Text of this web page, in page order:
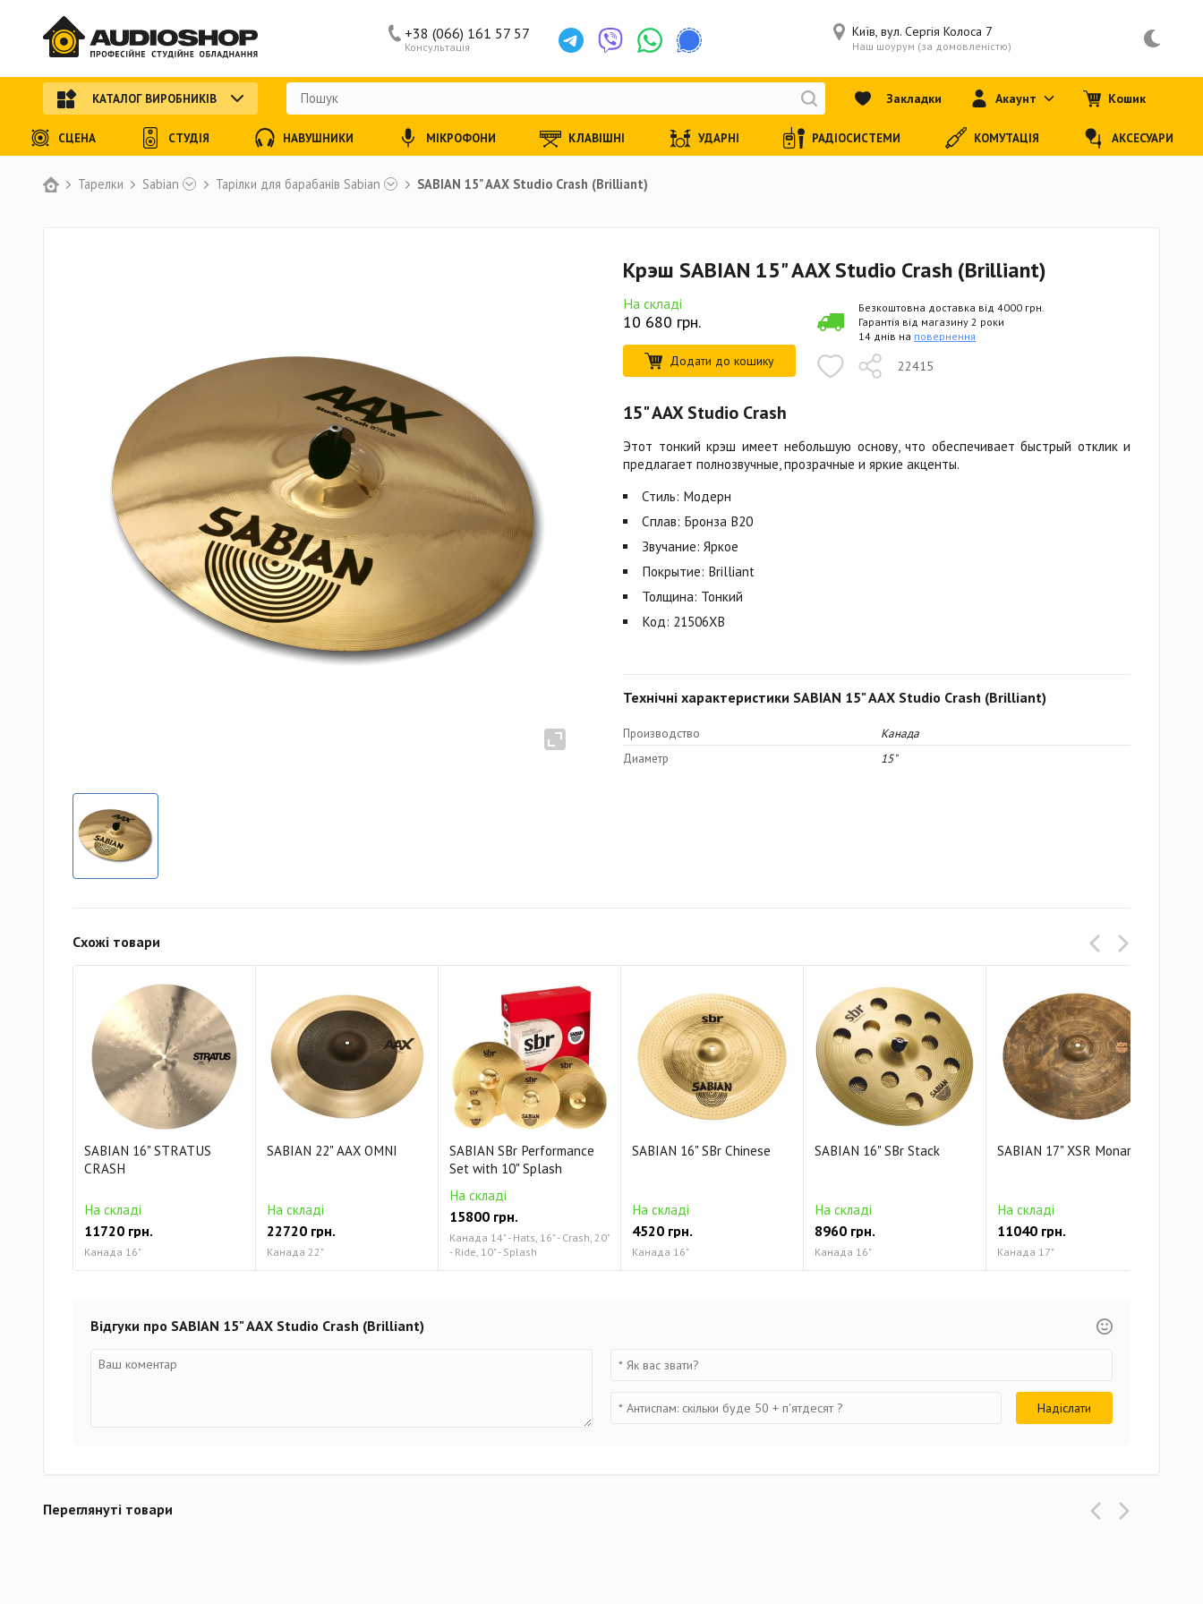
Тарелки Sabian Тарілки для барабанів Sabian SABIAN 15" AAX Studio Crash (Brilliant)
Крэш SABIAN 15" AAX Studio Crash (Brilliant)
На складі
10 680 грн.
Додати до кошику 22415
Безкоштовна доставка від 4000 грн.
Гарантія від магазину 2 роки
14 днів на повернення
15" AAX Studio Crash
Этот тонкий крэш имеет небольшую основу, что обеспечивает быстрый отклик и
предлагает полнозвучные, прозрачные и яркие акценты.
Стиль: Модерн
Сплав: Бронза B20
Звучание: Яркое
Покрытие: Brilliant
Толщина: Тонкий
Код: 21506XB
Технічні характеристики SABIAN 15" AAX Studio Crash (Brilliant)
Производство
Канада
Диаметр
15"
Схожі товари
SABIAN 16" STRATUS
CRASH
На складі
11720 грн.
Канада 16"
SABIAN 22" AAX OMNI
На складі
22720 грн.
Канада 22"
SABIAN SBr Performance
Set with 10" Splash
На складі
15800 грн.
Канада 14" - Hats, 16" - Crash, 20"
- Ride, 10" - Splash
SABIAN 16" SBr Chinese
На складі
4520 грн.
Канада 16"
SABIAN 16" SBr Stack
На складі
8960 грн.
Канада 16"
SABIAN 17" XSR Monarch
На складі
11040 грн.
Канада 17"
Відгуки про SABIAN 15" AAX Studio Crash (Brilliant)
Переглянуті товари
Консультація
+38 (066) 161 57 57 Київ, вул. Сергія Колоса 7
Наш шоурум (за домовленістю)
КАТАЛОГ ВИРОБНИКІВ Закладки Акаунт Кошик
СЦЕНА СТУДІЯ НАВУШНИКИ МІКРОФОНИ КЛАВІШНІ УДАРНІ РАДІОСИСТЕМИ КОМУТАЦІЯ АКСЕСУАРИ